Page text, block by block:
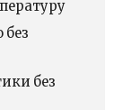
без
без